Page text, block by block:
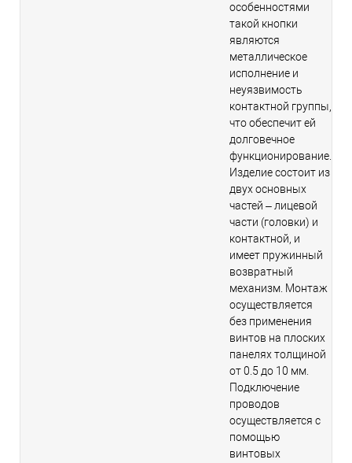
особенностями
такой кнопки
являются
металлическое
исполнение и
неуязвимость
контактной группы,
что обеспечит ей
долговечное
функционирование.
Изделие состоит из
двух основных
частей – лицевой
части (головки) и
контактной, и
имеет пружинный
возвратный
механизм. Монтаж
осуществляется
без применения
винтов на плоских
панелях толщиной
от 0.5 до 10 мм.
Подключение
проводов
осуществляется с
помощью
винтовых